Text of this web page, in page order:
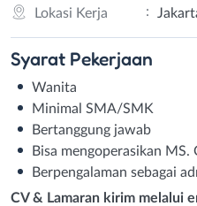
Lokasi Kerja
:
Syarat Pekerjaan
Wanita
Minimal SMA/SMK
Bertanggung jawab
Bisa mengoperasikan MS.
Berpengalaman sebagai
CV & Lamaran kirim melalui